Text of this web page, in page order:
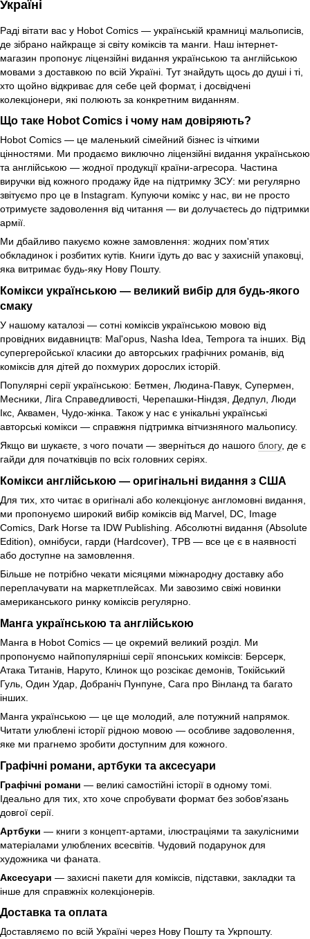
Україні
Раді вітати вас у Hobot Comics — українській крамниці мальописів,
де зібрано найкраще зі світу коміксів та манги. Наш інтернет-
магазин пропонує ліцензійні видання українською та англійською
мовами з доставкою по всій Україні. Тут знайдуть щось до душі і ті,
хто щойно відкриває для себе цей формат, і досвідчені
колекціонери, які полюють за конкретним виданням.
Що таке Hobot Comics і чому нам довіряють?
Hobot Comics — це маленький сімейний бізнес із чіткими
цінностями. Ми продаємо виключно ліцензійні видання українською
та англійською — жодної продукції країни-агресора. Частина
виручки від кожного продажу йде на підтримку ЗСУ: ми регулярно
звітуємо про це в Instagram. Купуючи комікс у нас, ви не просто
отримуєте задоволення від читання — ви долучаєтесь до підтримки
армії.
Ми дбайливо пакуємо кожне замовлення: жодних пом'ятих
обкладинок і розбитих кутів. Книги їдуть до вас у захисній упаковці,
яка витримає будь-яку Нову Пошту.
Комікси українською — великий вибір для будь-якого
смаку
У нашому каталозі — сотні коміксів українською мовою від
провідних видавництв: Mal'opus, Nasha Idea, Tempora та інших. Від
супергеройської класики до авторських графічних романів, від
коміксів для дітей до похмурих дорослих історій.
Популярні серії українською: Бетмен, Людина-Павук, Супермен,
Месники, Ліга Справедливості, Черепашки-Ніндзя, Дедпул, Люди
Ікс, Аквамен, Чудо-жінка. Також у нас є унікальні українські
авторські комікси — справжня підтримка вітчизняного мальопису.
Якщо ви шукаєте, з чого почати — зверніться до нашого блогу, де є
гайди для початківців по всіх головних серіях.
Комікси англійською — оригінальні видання з США
Для тих, хто читає в оригіналі або колекціонує англомовні видання,
ми пропонуємо широкий вибір коміксів від Marvel, DC, Image
Comics, Dark Horse та IDW Publishing. Абсолютні видання (Absolute
Edition), омнібуси, гарди (Hardcover), TPB — все це є в наявності
або доступне на замовлення.
Більше не потрібно чекати місяцями міжнародну доставку або
переплачувати на маркетплейсах. Ми завозимо свіжі новинки
американського ринку коміксів регулярно.
Манга українською та англійською
Манга в Hobot Comics — це окремий великий розділ. Ми
пропонуємо найпопулярніші серії японських коміксів: Берсерк,
Атака Титанів, Наруто, Клинок що розсікає демонів, Токійський
Гуль, Один Удар, Добраніч Пунпуне, Сага про Вінланд та багато
інших.
Манга українською — це ще молодий, але потужний напрямок.
Читати улюблені історії рідною мовою — особливе задоволення,
яке ми прагнемо зробити доступним для кожного.
Графічні романи, артбуки та аксесуари
Графічні романи — великі самостійні історії в одному томі.
Ідеально для тих, хто хоче спробувати формат без зобов'язань
довгої серії.
Артбуки — книги з концепт-артами, ілюстраціями та закулісними
матеріалами улюблених всесвітів. Чудовий подарунок для
художника чи фаната.
Аксесуари — захисні пакети для коміксів, підставки, закладки та
інше для справжніх колекціонерів.
Доставка та оплата
Доставляємо по всій Україні через Нову Пошту та Укрпошту.